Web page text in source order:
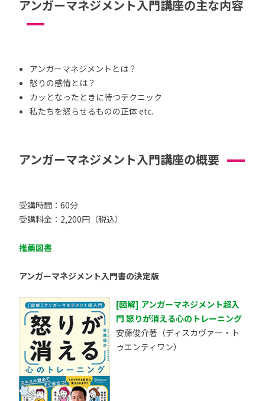
アンガーマネジメント入門講座の主な内容
アンガーマネジメントとは？
怒りの感情とは？
カッとなったときに待つテクニック
私たちを怒らせるものの正体 etc.
アンガーマネジメント入門講座の概要
受講時間：60分
受講料金：2,200円（税込）
推薦図書
アンガーマネジメント入門書の決定版
[図解] アンガーマネジメント超入
門 怒りが消える心のトレーニング
安藤俊介著（ディスカヴァー・ト
ゥエンティワン）